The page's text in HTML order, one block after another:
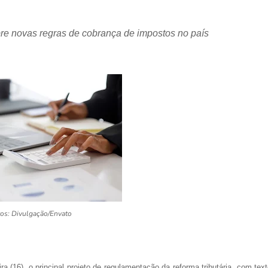
novas regras de cobrança de impostos no país
Divulgação/Envato